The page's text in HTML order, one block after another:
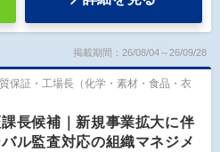
掲載期間：26/08/04～26/09/28
保証・工場長（化学・素材・食品・衣
長候補｜新規事業拡大に伴
ル監査対応の組織マネジメ